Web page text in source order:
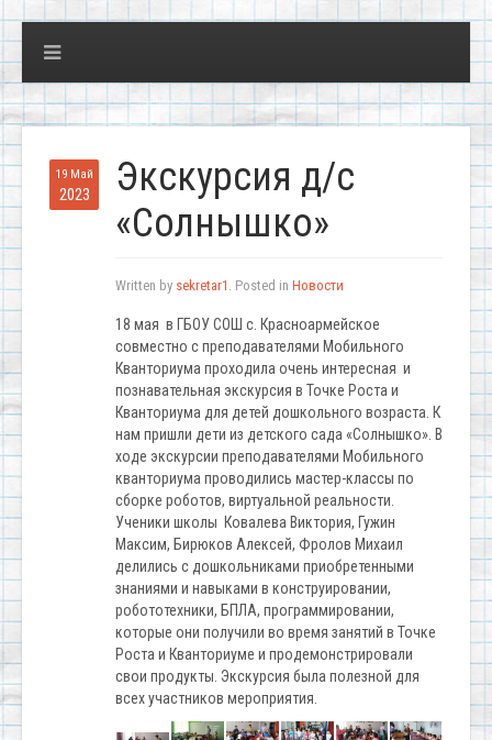
19 Май
2023
Экскурсия д/с
«Солнышко»
Written by sekretar1 . Posted in Новости
18 мая в ГБОУ СОШ с. Красноармейское
совместно с преподавателями Мобильного
Кванториума проходила очень интересная и
познавательная экскурсия в Точке Роста и
Кванториума для детей дошкольного возраста. К
нам пришли дети из детского сада «Солнышко». В
ходе экскурсии преподавателями Мобильного
кванториума проводились мастер-классы по
сборке роботов, виртуальной реальности.
Ученики школы Ковалева Виктория, Гужин
Максим, Бирюков Алексей, Фролов Михаил
делились с дошкольниками приобретенными
знаниями и навыками в конструировании,
робототехники, БПЛА, программировании,
которые они получили во время занятий в Точке
Роста и Кванториуме и продемонстрировали
свои продукты. Экскурсия была полезной для
всех участников мероприятия.